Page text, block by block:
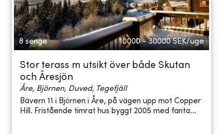
8 senge 10000 - 30000 SEK/uge
Stor terass m utsikt över både Skutan
och Åresjön
Åre, Björnen, Duved, Tegefjäll
Bävern 11 i Björnen i Åre, på vägen upp mot Copper
Hill. Fristående timrat hus byggt 2005 med fanta...